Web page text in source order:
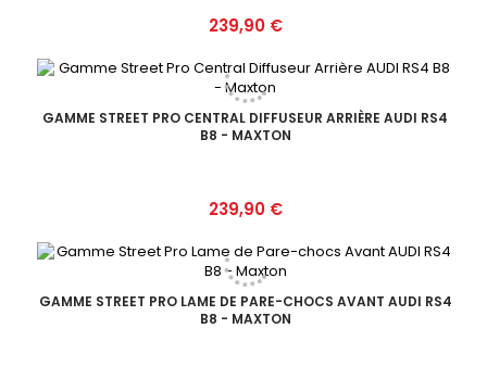
Prix
239,90 €
GAMME STREET PRO CENTRAL DIFFUSEUR ARRIÈRE AUDI RS4
B8 - MAXTON
Prix
239,90 €
GAMME STREET PRO LAME DE PARE-CHOCS AVANT AUDI RS4
B8 - MAXTON